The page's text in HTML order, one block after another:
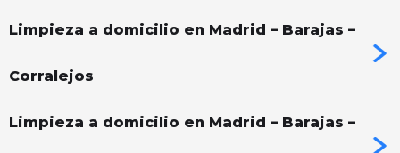
Limpieza a domicilio en Madrid – Barajas –
Corralejos
Limpieza a domicilio en Madrid – Barajas –